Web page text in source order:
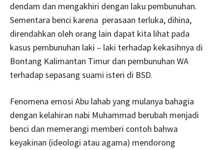
dendam dan mengakhiri dengan laku pembunuhan.
Sementara benci karena perasaan terluka, dihina,
direndahkan oleh orang lain dapat kita lihat pada
kasus pembunuhan laki – laki terhadap kekasihnya di
Bontang Kalimantan Timur dan pembunuhan WA
terhadap sepasang suami isteri di BSD.
Fenomena emosi Abu lahab yang mulanya bahagia
dengan kelahiran nabi Muhammad berubah menjadi
benci dan memerangi memberi contoh bahwa
keyakinan (ideologi atau agama) mendorong